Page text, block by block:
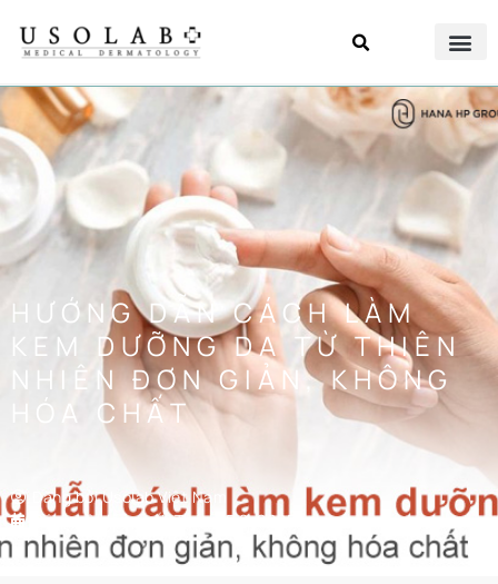
HƯỚNG DẪN CÁCH LÀM
KEM DƯỠNG DA TỪ THIÊN
NHIÊN ĐƠN GIẢN, KHÔNG
HÓA CHẤT
Đăng bởiUsolab Việt Nam
Cập nhật lần cuối:Tháng 5 8, 2025